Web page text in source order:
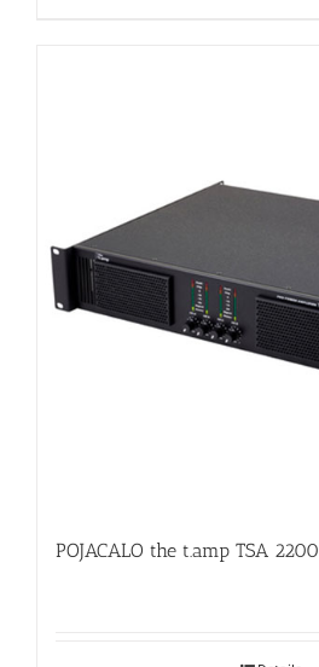
POJACALO the t.amp TSA 2200